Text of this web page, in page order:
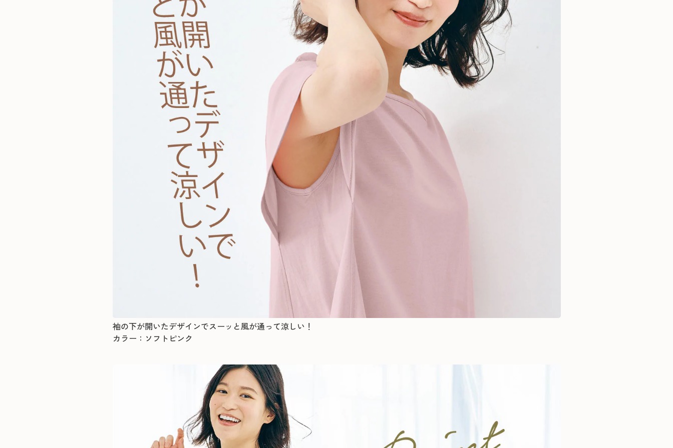
袖の下が開いたデザインでスーッと風が通って涼しい！
カラー：ソフトピンク